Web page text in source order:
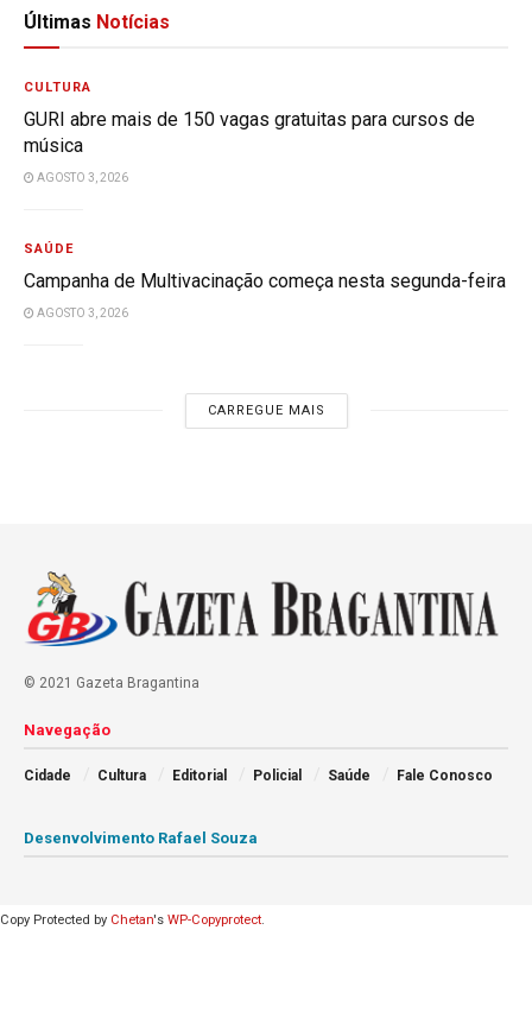
Últimas Notícias
CULTURA
GURI abre mais de 150 vagas gratuitas para cursos de
música
AGOSTO 3, 2026
SAÚDE
Campanha de Multivacinação começa nesta segunda-feira
AGOSTO 3, 2026
CARREGUE MAIS
© 2021 Gazeta Bragantina
Navegação
Cidade Cultura Editorial Policial Saúde Fale Conosco
Desenvolvimento Rafael Souza
Copy Protected by Chetan's WP-Copyprotect.